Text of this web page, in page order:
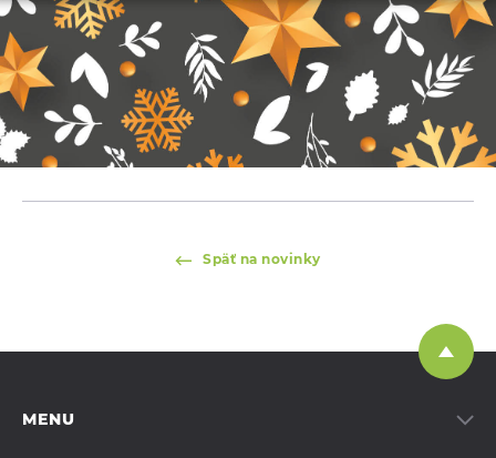
Späť na novinky
MENU